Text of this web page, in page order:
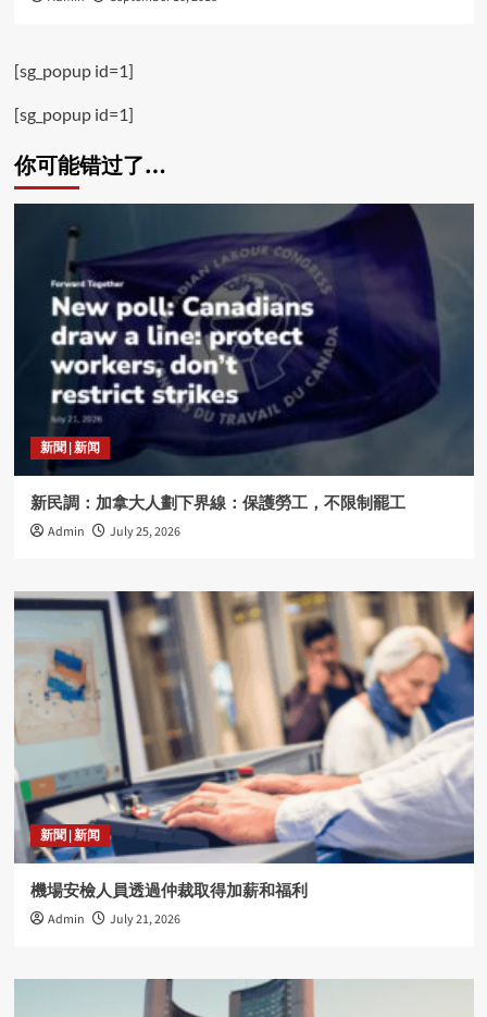
[sg_popup id=1]
[sg_popup id=1]
你可能错过了…
新聞 | 新闻
新民調：加拿大人劃下界線：保護勞工，不限制罷工
Admin July 25, 2026
新聞 | 新闻
機場安檢人員透過仲裁取得加薪和福利
Admin July 21, 2026